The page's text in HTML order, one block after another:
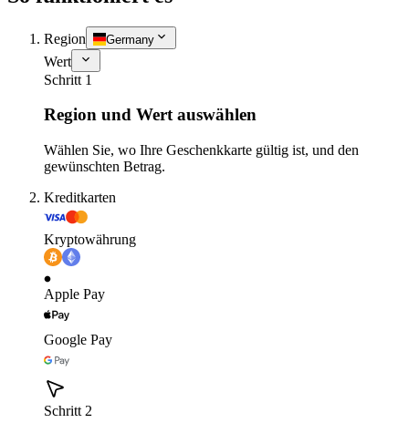
Region Germany
Wert
Schritt 1
Region und Wert auswählen
Wählen Sie, wo Ihre Geschenkkarte gültig ist, und den
gewünschten Betrag.
Kreditkarten
Kryptowährung
Apple Pay
Google Pay
Schritt 2